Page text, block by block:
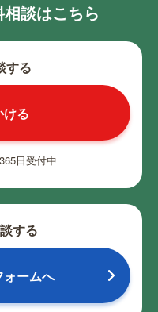
談はこちら
する
ける
日受付中
する
ームへ